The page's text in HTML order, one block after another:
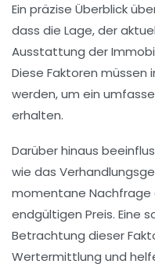
Ein präzise Überblick
dass die Lage, der
Ausstattung der
Diese Faktoren
werden, um ein
erhalten.
Darüber hinaus
wie das
momentane Nachfrage
endgültigen Preis. Eine
Betrachtung dieser
Wertermittlung und